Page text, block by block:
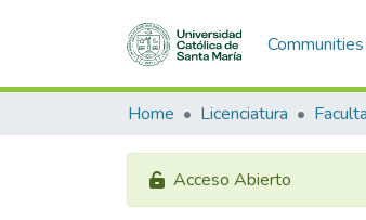
Home Licenciatura
Acceso Abierto